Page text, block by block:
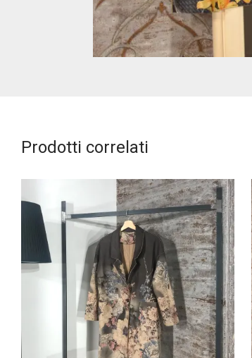
Prodotti correlati